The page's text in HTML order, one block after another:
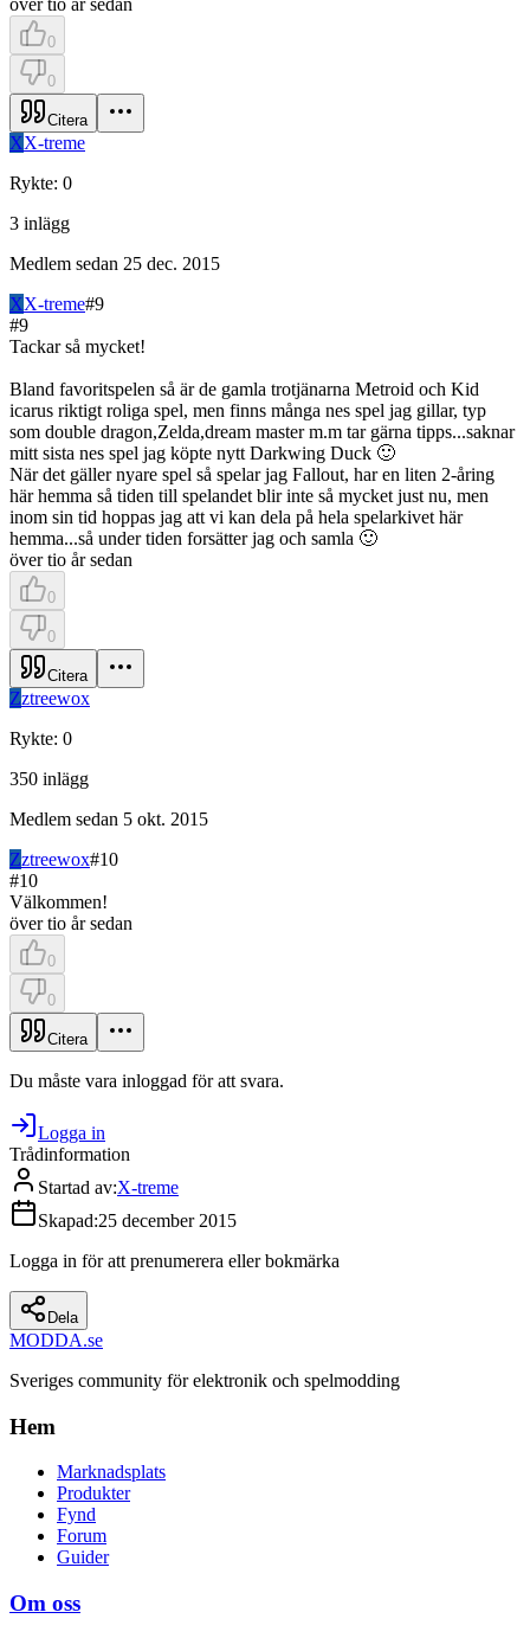
0
0
Citera
XX-treme
Rykte: 0
3 inlägg
Medlem sedan 25 dec. 2015
XX-treme#9
#9
Tackar så mycket!
Bland favoritspelen så är de gamla trotjänarna Metroid och Kid
icarus riktigt roliga spel, men finns många nes spel jag gillar, typ
som double dragon,Zelda,dream master m.m tar gärna tipps...saknar
mitt sista nes spel jag köpte nytt Darkwing Duck 🙂
När det gäller nyare spel så spelar jag Fallout, har en liten 2-åring
här hemma så tiden till spelandet blir inte så mycket just nu, men
inom sin tid hoppas jag att vi kan dela på hela spelarkivet här
hemma...så under tiden forsätter jag och samla 🙂
över tio år sedan
0
0
Citera
Zztreewox
Rykte: 0
350 inlägg
Medlem sedan 5 okt. 2015
Zztreewox#10
#10
Välkommen!
över tio år sedan
0
0
Citera
Du måste vara inloggad för att svara.
Logga in
Trådinformation
Startad av:X-treme
Skapad:25 december 2015
Logga in för att prenumerera eller bokmärka
Dela
MODDA.se
Sveriges community för elektronik och spelmodding
Hem
Marknadsplats
Produkter
Fynd
Forum
Guider
Om oss